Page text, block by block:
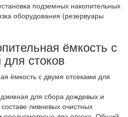
подземных накопительных
оборудования (резервуары
ёмкость с
стоков
для сбора дождевых и
ливневых очистных